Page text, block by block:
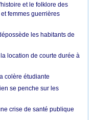
et le folklore des
femmes guerrières
les habitants de
location de courte durée à
colère étudiante
se penche sur les
crise de santé publique